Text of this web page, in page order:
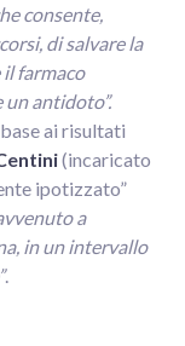
consente,
di salvare la
farmaco
un antidoto”.
ai risultati
(incaricato
ipotizzato”
a
in un intervallo
.